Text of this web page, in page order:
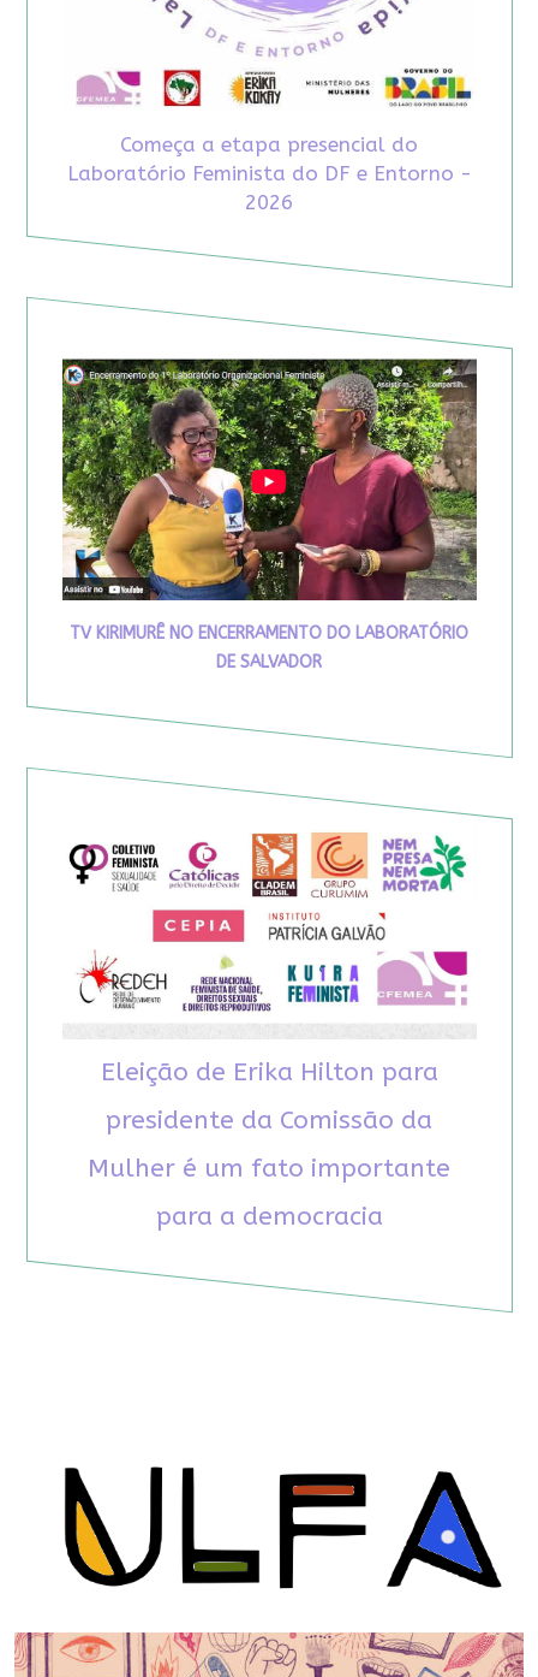
Começa a etapa presencial do
Laboratório Feminista do DF e Entorno -
2026
TV KIRIMURÊ NO ENCERRAMENTO DO LABORATÓRIO
DE SALVADOR
Eleição de Erika Hilton para
presidente da Comissão da
Mulher é um fato importante
para a democracia